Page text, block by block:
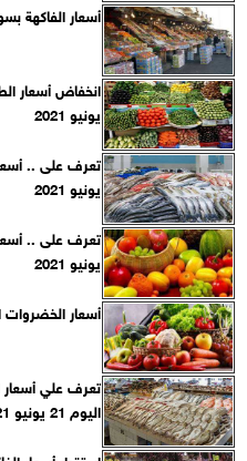
أسعار الفاكهة بسوق
يونيو 2021
يونيو 2021
يونيو 2021
أسعار الخضروات اليوم
تعرف علي أسعار
اليوم 21 يونيو 2021